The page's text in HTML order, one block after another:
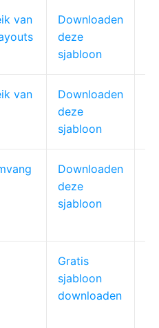
van
Downloaden
deze
sjabloon
van
Downloaden
deze
sjabloon
Downloaden
deze
sjabloon
Gratis
sjabloon
downloaden